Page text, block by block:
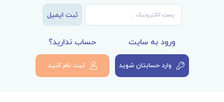
ثبت ایمیل
ورود به سایت
وارد حسابتان شوید
حساب ندارید؟
ثبت نام کنید